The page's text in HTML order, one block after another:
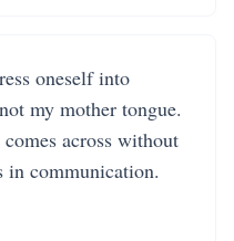
oneself into
my mother tongue.
across without
in communication.